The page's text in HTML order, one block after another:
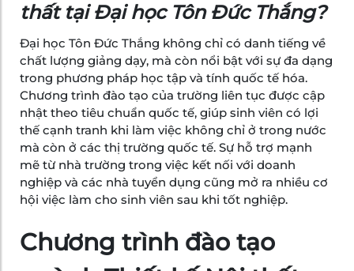
thất tại Đại học Tôn Đức Thắng?
Đại học Tôn Đức Thắng không chỉ có danh tiếng về
chất lượng giảng dạy, mà còn nổi bật với sự đa dạng
trong phương pháp học tập và tính quốc tế hóa.
Chương trình đào tạo của trường liên tục được cập
nhật theo tiêu chuẩn quốc tế, giúp sinh viên có lợi
thế cạnh tranh khi làm việc không chỉ ở trong nước
mà còn ở các thị trường quốc tế. Sự hỗ trợ mạnh
mẽ từ nhà trường trong việc kết nối với doanh
nghiệp và các nhà tuyển dụng cũng mở ra nhiều cơ
hội việc làm cho sinh viên sau khi tốt nghiệp.
Chương trình đào tạo